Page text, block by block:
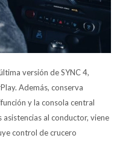
versión de SYNC 4,
Además, conserva
y la consola central
asistencias al conductor, viene
control de crucero